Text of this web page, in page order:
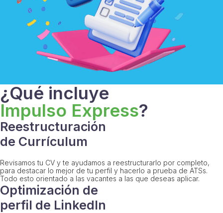
¿Qué incluye
Impulso Express?
Reestructuración
de Currículum
Revisamos tu CV y te ayudamos a reestructurarlo por completo,
para destacar lo mejor de tu perfil y hacerlo a prueba de ATSs.
Todo esto orientado a las vacantes a las que deseas aplicar.
Optimización de
perfil de LinkedIn